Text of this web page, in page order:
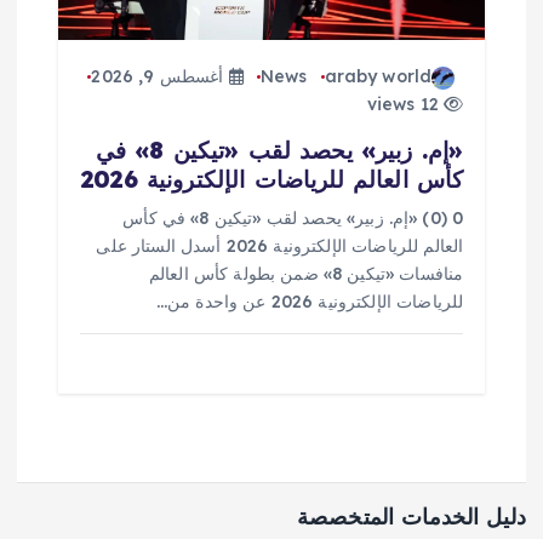
araby world
News
أغسطس 9, 2026
12 views
«إم. زبير» يحصد لقب «تيكين 8» في
كأس العالم للرياضات الإلكترونية 2026
0 (0) «إم. زبير» يحصد لقب «تيكين 8» في كأس
العالم للرياضات الإلكترونية 2026 أسدل الستار على
منافسات «تيكين 8» ضمن بطولة كأس العالم
للرياضات الإلكترونية 2026 عن واحدة من…
دليل الخدمات المتخصصة